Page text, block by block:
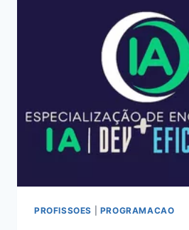
RUIM?
REVIEW
CURSO
RODOLFO
MORI,
FUNCIONA
MESMO?
PROFISSOES PROGRAMACAO